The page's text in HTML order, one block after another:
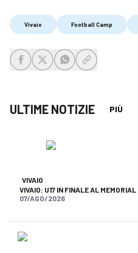
Vivaio Football Camp
ULTIME NOTIZIE PIÙ
VIVAIO
VIVAIO: U17 IN FINALE AL
07/AGO/2026